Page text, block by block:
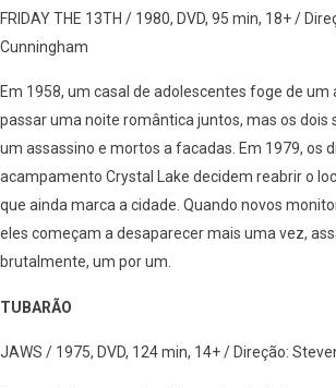
FRIDAY THE 13TH / 1980, DVD, 95 min, 18+ /
Cunningham
Em 1958, um casal de adolescentes foge de
passar uma noite romântica juntos, mas os dois
um assassino e mortos a facadas. Em 1979, os
acampamento Crystal Lake decidem reabrir o
que ainda marca a cidade. Quando novos
eles começam a desaparecer mais uma vez,
brutalmente, um por um.
TUBARÃO
JAWS / 1975, DVD, 124 min, 14+ / Direção: